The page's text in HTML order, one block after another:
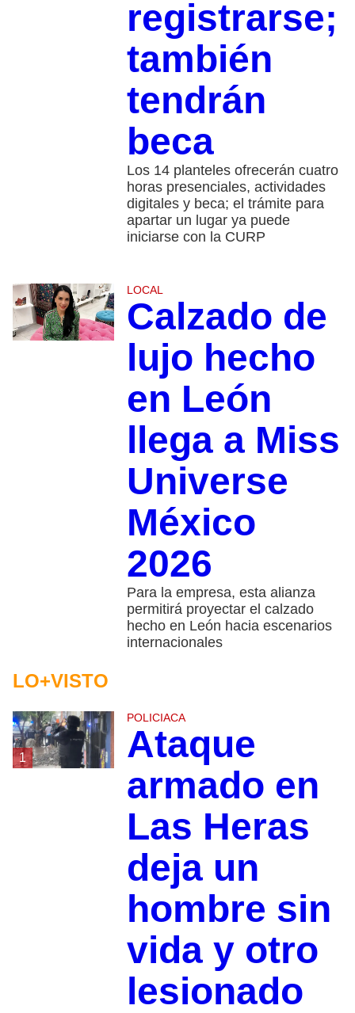
registrarse;
también
tendrán
beca
Los 14 planteles ofrecerán cuatro
horas presenciales, actividades
digitales y beca; el trámite para
apartar un lugar ya puede
iniciarse con la CURP
LOCAL
Calzado de
lujo hecho
en León
llega a Miss
Universe
México
2026
Para la empresa, esta alianza
permitirá proyectar el calzado
hecho en León hacia escenarios
internacionales
LO+VISTO
1
POLICIACA
Ataque
armado en
Las Heras
deja un
hombre sin
vida y otro
lesionado